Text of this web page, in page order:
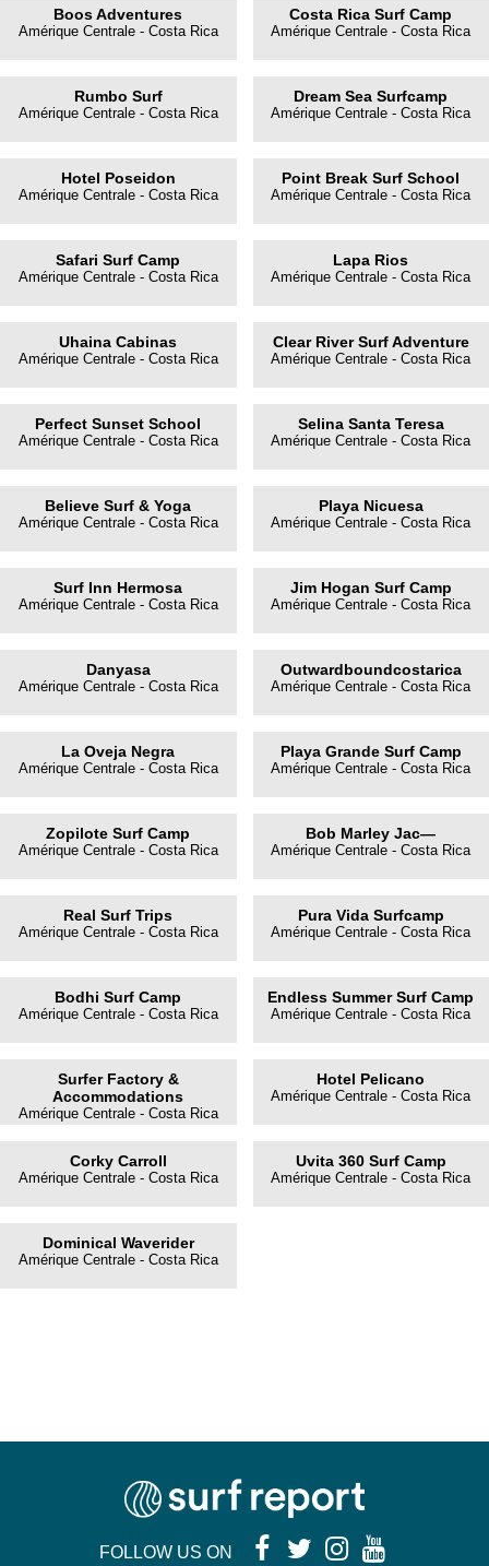
Boos Adventures
Amérique Centrale - Costa Rica
Costa Rica Surf Camp
Amérique Centrale - Costa Rica
Rumbo Surf
Amérique Centrale - Costa Rica
Dream Sea Surfcamp
Amérique Centrale - Costa Rica
Hotel Poseidon
Amérique Centrale - Costa Rica
Point Break Surf School
Amérique Centrale - Costa Rica
Safari Surf Camp
Amérique Centrale - Costa Rica
Lapa Rios
Amérique Centrale - Costa Rica
Uhaina Cabinas
Amérique Centrale - Costa Rica
Clear River Surf Adventure
Amérique Centrale - Costa Rica
Perfect Sunset School
Amérique Centrale - Costa Rica
Selina Santa Teresa
Amérique Centrale - Costa Rica
Believe Surf & Yoga
Amérique Centrale - Costa Rica
Playa Nicuesa
Amérique Centrale - Costa Rica
Surf Inn Hermosa
Amérique Centrale - Costa Rica
Jim Hogan Surf Camp
Amérique Centrale - Costa Rica
Danyasa
Amérique Centrale - Costa Rica
Outwardboundcostarica
Amérique Centrale - Costa Rica
La Oveja Negra
Amérique Centrale - Costa Rica
Playa Grande Surf Camp
Amérique Centrale - Costa Rica
Zopilote Surf Camp
Amérique Centrale - Costa Rica
Bob Marley Jac—
Amérique Centrale - Costa Rica
Real Surf Trips
Amérique Centrale - Costa Rica
Pura Vida Surfcamp
Amérique Centrale - Costa Rica
Bodhi Surf Camp
Amérique Centrale - Costa Rica
Endless Summer Surf Camp
Amérique Centrale - Costa Rica
Surfer Factory &
Accommodations
Amérique Centrale - Costa Rica
Hotel Pelicano
Amérique Centrale - Costa Rica
Corky Carroll
Amérique Centrale - Costa Rica
Uvita 360 Surf Camp
Amérique Centrale - Costa Rica
Dominical Waverider
Amérique Centrale - Costa Rica
FOLLOW US ON